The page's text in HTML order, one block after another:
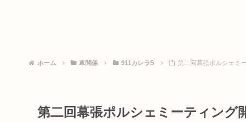
ホーム 車関係 911カレラS 第二回幕張ポルシェミ
第二回幕張ポルシェミーティング